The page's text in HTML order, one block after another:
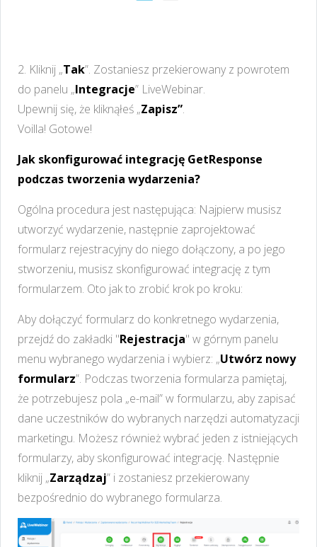
2. Kliknij „Tak”. Zostaniesz przekierowany z powrotem
do panelu „Integracje” LiveWebinar.
Upewnij się, że kliknąłeś „Zapisz”.
Voilla! Gotowe!
Jak skonfigurować integrację GetResponse
podczas tworzenia wydarzenia?
Ogólna procedura jest następująca: Najpierw musisz
utworzyć wydarzenie, następnie zaprojektować
formularz rejestracyjny do niego dołączony, a po jego
stworzeniu, musisz skonfigurować integrację z tym
formularzem. Oto jak to zrobić krok po kroku:
Aby dołączyć formularz do konkretnego wydarzenia,
przejdź do zakładki "Rejestracja" w górnym panelu
menu wybranego wydarzenia i wybierz: „Utwórz nowy
formularz”. Podczas tworzenia formularza pamiętaj,
że potrzebujesz pola „e-mail” w formularzu, aby zapisać
dane uczestników do wybranych narzędzi automatyzacji
marketingu. Możesz również wybrać jeden z istniejących
formularzy, aby skonfigurować integrację. Następnie
kliknij „Zarządzaj” i zostaniesz przekierowany
bezpośrednio do wybranego formularza.